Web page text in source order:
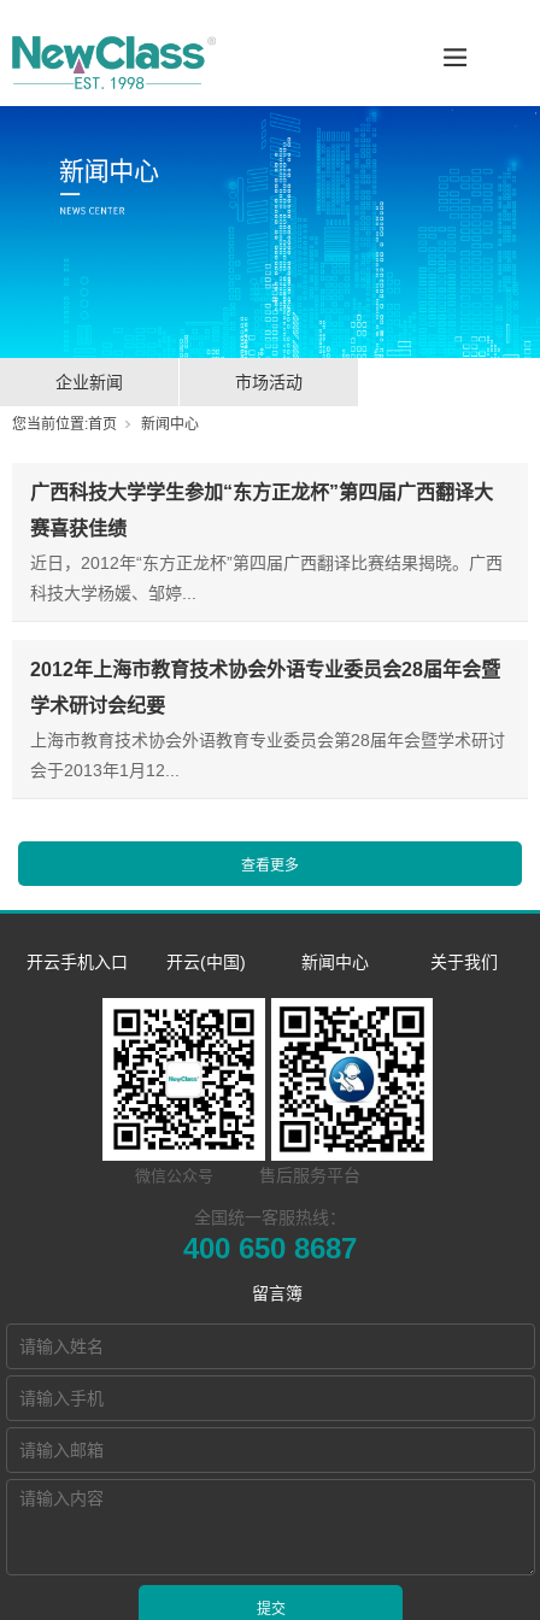
企业新闻 市场活动
您当前位置:首页 新闻中心
广西科技大学学生参加“东方正龙杯”第四届广西翻译大
赛喜获佳绩
近日，2012年“东方正龙杯”第四届广西翻译比赛结果揭晓。广西
科技大学杨媛、邹婷...
2012年上海市教育技术协会外语专业委员会28届年会暨
学术研讨会纪要
上海市教育技术协会外语教育专业委员会第28届年会暨学术研讨
会于2013年1月12...
开云手机入口
数字语言学习系
同声传译训练系
​远程合班教学系
开云(中国) Hub
高密度WiFi移动
智慧教室
开云(中国)
双一流/985/211
外语院校
MTI/BTI院校
用户名录
新闻中心
企业新闻
市场活动
关于我们
微信公众号 售后服务平台
全国统一客服热线：
400 650 8687
留言簿